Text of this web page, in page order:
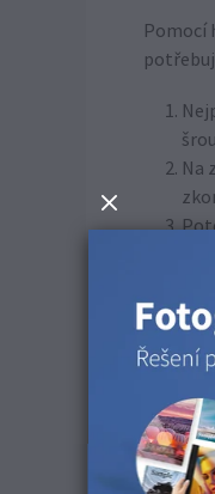
Pomocí
Na
ni
na